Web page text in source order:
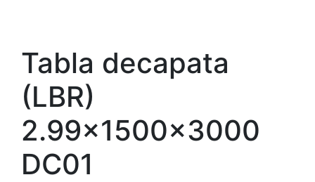
Tabla decapata
(LBR)
2.99x1500x3000
DC01